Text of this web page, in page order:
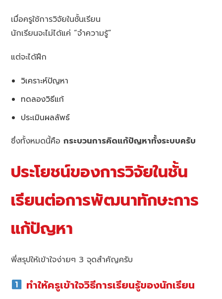
เมื่อครูใช้การวิจัยในชั้นเรียน
นักเรียนจะไม่ได้แค่ “จำความรู้”
แต่จะได้ฝึก
วิเคราะห์ปัญหา
ทดลองวิธีแก้
ประเมินผลลัพธ์
ซึ่งทั้งหมดนี้คือกระบวนการคิดแก้ปัญหาทั้งระบบครับ
ประโยชน์ของการวิจัยในชั้น
เรียนต่อการพัฒนาทักษะการ
แก้ปัญหา
พี่สรุปให้เข้าใจง่ายๆ 3 จุดสำคัญครับ
ทำให้ครูเข้าใจวิธีการเรียนรู้ของนักเรียน